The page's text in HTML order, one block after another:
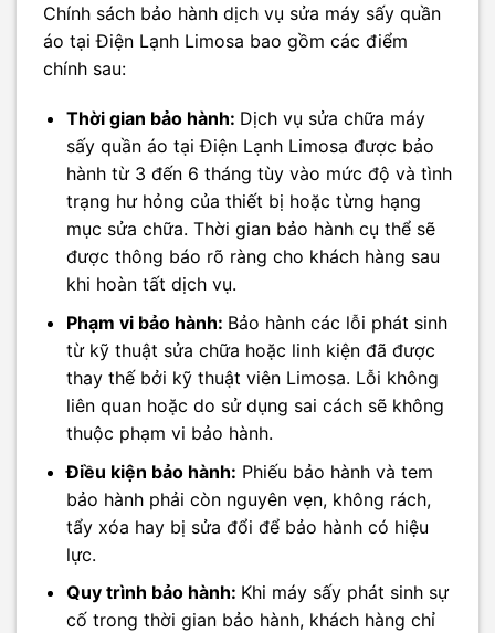
Chính sách bảo hành dịch vụ sửa máy sấy quần
áo tại Điện Lạnh Limosa bao gồm các điểm
chính sau:
Thời gian bảo hành: Dịch vụ sửa chữa máy
sấy quần áo tại Điện Lạnh Limosa được bảo
hành từ 3 đến 6 tháng tùy vào mức độ và tình
trạng hư hỏng của thiết bị hoặc từng hạng
mục sửa chữa. Thời gian bảo hành cụ thể sẽ
được thông báo rõ ràng cho khách hàng sau
khi hoàn tất dịch vụ.​
Phạm vi bảo hành: Bảo hành các lỗi phát sinh
từ kỹ thuật sửa chữa hoặc linh kiện đã được
thay thế bởi kỹ thuật viên Limosa. Lỗi không
liên quan hoặc do sử dụng sai cách sẽ không
thuộc phạm vi bảo hành.​
Điều kiện bảo hành: Phiếu bảo hành và tem
bảo hành phải còn nguyên vẹn, không rách,
tẩy xóa hay bị sửa đổi để bảo hành có hiệu
lực.​
Quy trình bảo hành: Khi máy sấy phát sinh sự
cố trong thời gian bảo hành, khách hàng chỉ